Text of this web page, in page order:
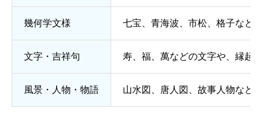
幾何学文様 七宝、青海波、市松、格子など
文字・吉祥句 寿、福、萬などの文字や、縁起
風景・人物・物語 山水図、唐人図、故事人物など